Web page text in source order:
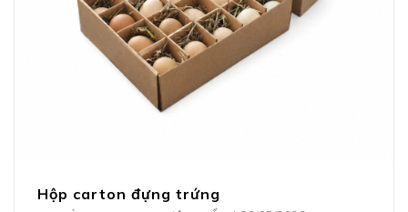
Hộp carton đựng trứng